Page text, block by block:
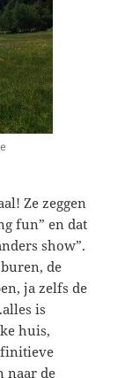
Ze zeggen
fun” en dat
show”.
de
ja zelfs de
is
huis,
naar de